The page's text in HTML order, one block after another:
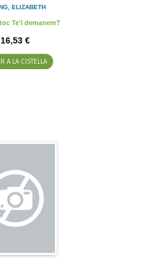
ELIZABETH
Te'l demanem?
16,53 €
A LA CISTELLA